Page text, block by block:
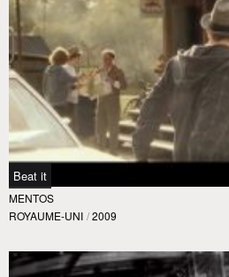
Beat it
MENTOS
ROYAUME-UNI / 2009